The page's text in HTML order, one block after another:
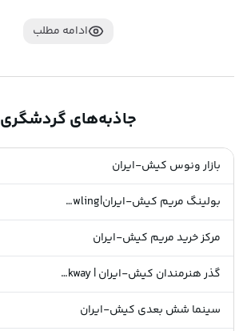
ادامه مطلب
جاذبه‌های گردشگری
بازار ونوس کیش-ایران
بولینگ مریم کیش-ایران|Maryam Bowling
مرکز خرید مریم کیش-ایران
گذر هنرمندان کیش-ایران | Artists Walkway
سینما شش بعدی کیش-ایران